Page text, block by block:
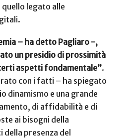
legato alle
– ha detto Pagliaro -,
un presidio di prossimità
aspetti fondamentale”.
con i fatti – ha spiegato
dinamismo e una grande
di affidabilità e di
ai bisogni della
presenza del